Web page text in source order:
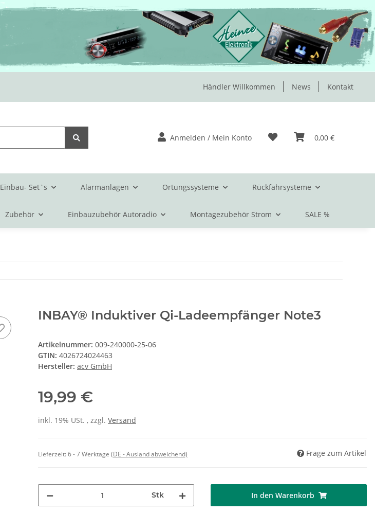
Händler Willkommen News Kontakt
Anmelden / Mein Konto 0,00 €
Einbau- Set`s Alarmanlagen Ortungssysteme Rückfahrsysteme
Zubehör Einbauzubehör Autoradio Montagezubehör Strom SALE %
INBAY® Induktiver Qi-Ladeempfänger Note3
Artikelnummer: 009-240000-25-06
GTIN: 4026724024463
Hersteller: acv GmbH
19,99 €
inkl. 19% USt. , zzgl. Versand
Lieferzeit:6 - 7 Werktage (DE - Ausland abweichend) Frage zum Artikel
Stk In den Warenkorb